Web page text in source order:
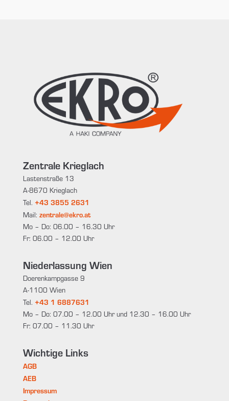
Zentrale Krieglach
Lastenstraße 13
A-8670 Krieglach
Tel. +43 3855 2631
Mail: zentrale@ekro.at
Mo – Do: 06.00 – 16.30 Uhr
Fr: 06.00 – 12.00 Uhr
Niederlassung Wien
Doerenkampgasse 9
A-1100 Wien
Tel. +43 1 6887631
Mo – Do: 07.00 – 12.00 Uhr und 12.30 – 16.00 Uhr
Fr: 07.00 – 11.30 Uhr
Wichtige Links
AGB
AEB
Impressum